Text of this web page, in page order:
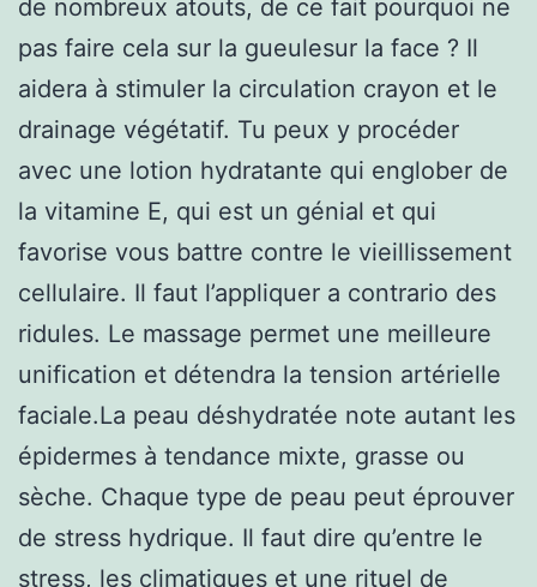
de nombreux atouts, de ce fait pourquoi ne
pas faire cela sur la gueulesur la face ? Il
aidera à stimuler la circulation crayon et le
drainage végétatif. Tu peux y procéder
avec une lotion hydratante qui englober de
la vitamine E, qui est un génial et qui
favorise vous battre contre le vieillissement
cellulaire. Il faut l’appliquer a contrario des
ridules. Le massage permet une meilleure
unification et détendra la tension artérielle
faciale.La peau déshydratée note autant les
épidermes à tendance mixte, grasse ou
sèche. Chaque type de peau peut éprouver
de stress hydrique. Il faut dire qu’entre le
stress, les climatiques et une rituel de